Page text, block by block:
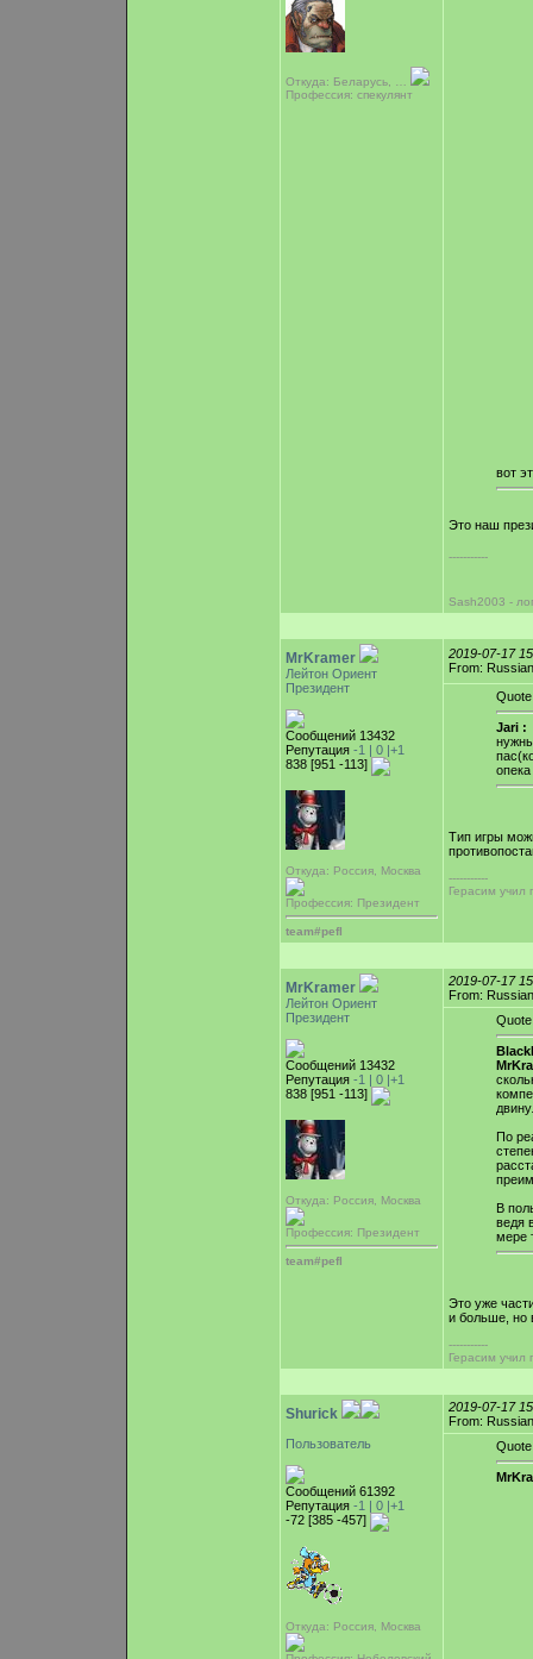
Откуда: Беларусь, …
Профессия: спекулянт
вот
Это наш
-----------
Sash2003 -
MrKramer
Лейтон Ориент
Президент
Сообщений 13432
Репутация -1 | 0 |+1
838 [951 -113]
Откуда: Россия, Москва
Профессия: Президент
team#pefl
2019-07-17
From:
Quote
Jari :
Тип игры
-----------
Герасим учил
MrKramer
Лейтон Ориент
Президент
Сообщений 13432
Репутация -1 | 0 |+1
838 [951 -113]
Откуда: Россия, Москва
Профессия: Президент
team#pefl
2019-07-17
From:
Quote
По
В
ведя
мере
Это уже
и больше, но
-----------
Герасим учил
Shurick
Пользователь
Сообщений 61392
Репутация -1 | 0 |+1
-72 [385 -457]
Откуда: Россия, Москва
2019-07-17
From:
Quote